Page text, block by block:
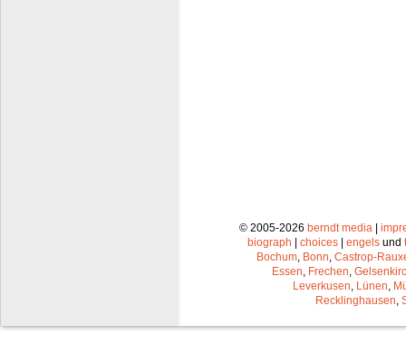
© 2005-2026 berndt media |
biograph | choices | engels und
Bochum Bonn Castrop-
Essen Frechen
Leverkusen Lünen
Recklinghausen